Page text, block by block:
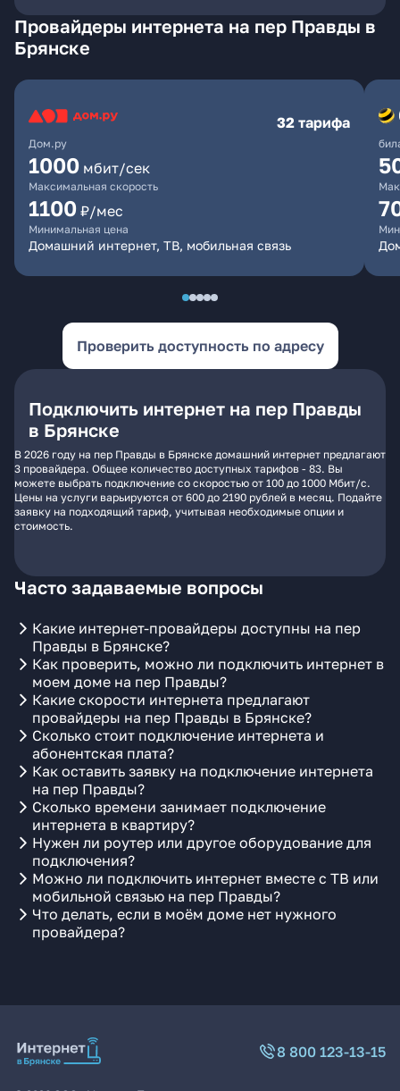
Провайдеры интернета на пер Правды в
Брянске
Дом.ру
32 тарифа
1000 мбит/сек
Максимальная скорость
1100 ₽/мес
Минимальная цена
Домашний интернет, ТВ, мобильная связь
Проверить доступность по адресу
Подключить интернет на пер Правды
в Брянске
В 2026 году на пер Правды в Брянске домашний интернет предлагают
3 провайдера. Общее количество доступных тарифов - 83. Вы
можете выбрать подключение со скоростью от 100 до 1000 Мбит/с.
Цены на услуги варьируются от 600 до 2190 рублей в месяц. Подайте
заявку на подходящий тариф, учитывая необходимые опции и
стоимость.
Часто задаваемые вопросы
Какие интернет-провайдеры доступны на пер
Правды в Брянске?
Как проверить, можно ли подключить интернет в
моем доме на пер Правды?
Какие скорости интернета предлагают
провайдеры на пер Правды в Брянске?
Сколько стоит подключение интернета и
абонентская плата?
Как оставить заявку на подключение интернета
на пер Правды?
Сколько времени занимает подключение
интернета в квартиру?
Нужен ли роутер или другое оборудование для
подключения?
Можно ли подключить интернет вместе с ТВ или
мобильной связью на пер Правды?
Что делать, если в моём доме нет нужного
провайдера?
8 800 123-13-15